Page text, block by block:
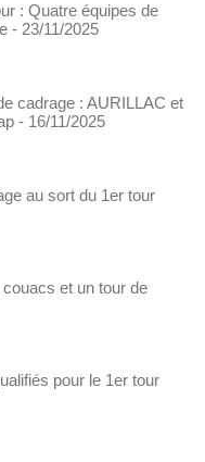
: Quatre équipes de
- 23/11/2025
cadrage : AURILLAC et
- 16/11/2025
au sort du 1er tour
et un tour de
pour le 1er tour